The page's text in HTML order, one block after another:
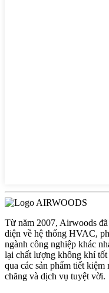
Từ năm 2007, Airwoods
diện về hệ thống HVAC,
ngành công nghiệp khác
lại chất lượng không khí tốt
qua các sản phẩm tiết
chăng và dịch vụ tuyệt vời.